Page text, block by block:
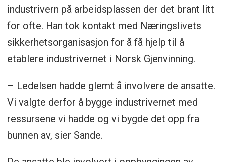
industrivern på arbeidsplassen der det brant litt
for ofte. Han tok kontakt med Næringslivets
sikkerhetsorganisasjon for å få hjelp til å
etablere industrivernet i Norsk Gjenvinning.
– Ledelsen hadde glemt å involvere de ansatte.
Vi valgte derfor å bygge industrivernet med
ressursene vi hadde og vi bygde det opp fra
bunnen av, sier Sande.